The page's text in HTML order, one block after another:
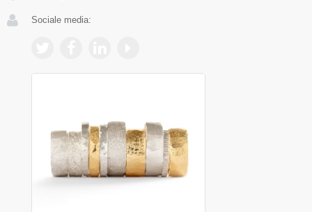
Sociale media: